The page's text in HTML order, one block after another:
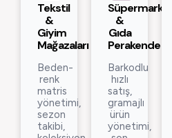
Tekstil
&
Giyim
Mağazaları
Beden-
renk
matris
yönetimi,
sezon
takibi,
Süpermarket
&
Gıda
Perakende
Barkodlu
hızlı
satış,
gramajlı
ürün
yönetimi,